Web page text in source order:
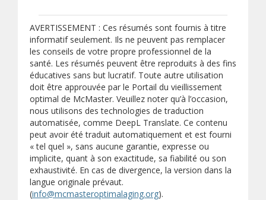
AVERTISSEMENT : Ces résumés sont fournis à titre
informatif seulement. Ils ne peuvent pas remplacer
les conseils de votre propre professionnel de la
santé. Les résumés peuvent être reproduits à des fins
éducatives sans but lucratif. Toute autre utilisation
doit être approuvée par le Portail du vieillissement
optimal de McMaster. Veuillez noter qu’à l’occasion,
nous utilisons des technologies de traduction
automatisée, comme DeepL Translate. Ce contenu
peut avoir été traduit automatiquement et est fourni
« tel quel », sans aucune garantie, expresse ou
implicite, quant à son exactitude, sa fiabilité ou son
exhaustivité. En cas de divergence, la version dans la
langue originale prévaut.
(info@mcmasteroptimalaging.org).